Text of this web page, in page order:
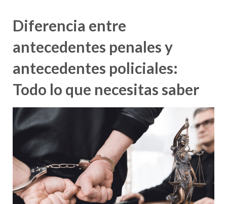
Diferencia entre
antecedentes penales y
antecedentes policiales:
Todo lo que necesitas saber